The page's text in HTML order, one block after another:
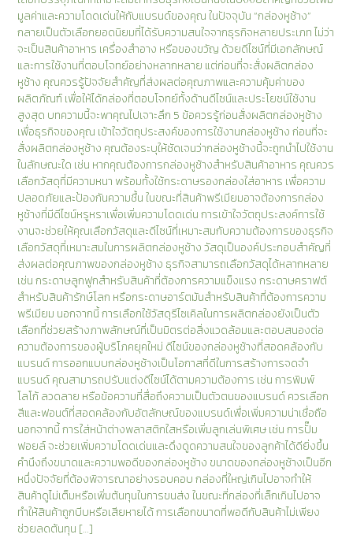
มูลค่าและความโดดเด่นให้กับแบรนด์ของคุณ ในปัจจุบัน “กล่องหูช้าง”
กลายเป็นตัวเลือกยอดนิยมที่ได้รับความสนใจจากธุรกิจหลายประเภท ไม่ว่า
จะเป็นสินค้าอาหาร เครื่องสำอาง หรือของขวัญ ด้วยดีไซน์ที่มีเอกลักษณ์
และการใช้งานที่ตอบโจทย์อย่างหลากหลาย แต่ก่อนที่จะสั่งผลิตกล่อง
หูช้าง คุณควรรู้ปัจจัยสำคัญที่ส่งผลต่อคุณภาพและความคุ้มค่าของ
ผลิตภัณฑ์ เพื่อให้ได้กล่องที่ตอบโจทย์ทั้งด้านดีไซน์และประโยชน์ใช้งาน
สูงสุด บทความนี้จะพาคุณไปเจาะลึก 5 ข้อควรรู้ก่อนสั่งผลิตกล่องหูช้าง
เพื่อธุรกิจของคุณ เข้าใจวัตถุประสงค์ของการใช้งานกล่องหูช้าง ก่อนที่จะ
สั่งผลิตกล่องหูช้าง คุณต้องระบุให้ชัดเจนว่ากล่องหูช้างนี้จะถูกนำไปใช้งาน
ในลักษณะใด เช่น หากคุณต้องการกล่องหูช้างสำหรับสินค้าอาหาร คุณควร
เลือกวัสดุที่มีความหนา พร้อมทั้งใช้กระดาษรองกล่องใส่อาหาร เพื่อความ
ปลอดภัยและป้องกันความชื้น ในขณะที่สินค้าพรีเมียมอาจต้องการกล่อง
หูช้างที่มีดีไซน์หรูหราเพื่อเพิ่มความโดดเด่น การเข้าใจวัตถุประสงค์การใช้
งานจะช่วยให้คุณเลือกวัสดุและดีไซน์ที่เหมาะสมกับความต้องการของธุรกิจ
เลือกวัสดุที่เหมาะสมในการผลิตกล่องหูช้าง วัสดุเป็นองค์ประกอบสำคัญที่
ส่งผลต่อคุณภาพของกล่องหูช้าง ธุรกิจสามารถเลือกวัสดุได้หลากหลาย
เช่น กระดาษลูกฟูกสำหรับสินค้าที่ต้องการความแข็งแรง กระดาษคราฟต์
สำหรับสินค้ารักษ์โลก หรือกระดาษอาร์ตมันสำหรับสินค้าที่ต้องการความ
พรีเมียม นอกจากนี้ การเลือกใช้วัสดุรีไซเคิลในการผลิตกล่องยังเป็นตัว
เลือกที่ช่วยสร้างภาพลักษณ์ที่เป็นมิตรต่อสิ่งแวดล้อมและตอบสนองต่อ
ความต้องการของผู้บริโภคยุคใหม่ ดีไซน์ของกล่องหูช้างที่สอดคล้องกับ
แบรนด์ การออกแบบกล่องหูช้างเป็นโอกาสที่ดีในการสร้างการจดจำ
แบรนด์ คุณสามารถปรับแต่งดีไซน์ได้ตามความต้องการ เช่น การพิมพ์
โลโก้ ลวดลาย หรือข้อความที่สื่อถึงความเป็นตัวตนของแบรนด์ ควรเลือก
สีและฟอนต์ที่สอดคล้องกับอัตลักษณ์ของแบรนด์เพื่อเพิ่มความน่าเชื่อถือ
นอกจากนี้ การใส่หน้าต่างพลาสติกใสหรือเพิ่มลูกเล่นพิเศษ เช่น การปั๊ม
ฟอยล์ จะช่วยเพิ่มความโดดเด่นและดึงดูดความสนใจของลูกค้าได้ดียิ่งขึ้น
คำนึงถึงขนาดและความพอดีของกล่องหูช้าง ขนาดของกล่องหูช้างเป็นอีก
หนึ่งปัจจัยที่ต้องพิจารณาอย่างรอบคอบ กล่องที่ใหญ่เกินไปอาจทำให้
สินค้าดูไม่เต็มหรือเพิ่มต้นทุนในการขนส่ง ในขณะที่กล่องที่เล็กเกินไปอาจ
ทำให้สินค้าถูกบีบหรือเสียหายได้ การเลือกขนาดที่พอดีกับสินค้าไม่เพียง
ช่วยลดต้นทุน […]